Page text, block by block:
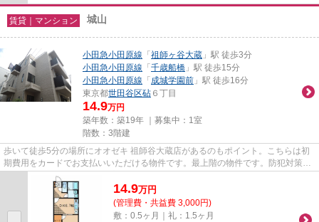
賃貸｜マンション 城山
小田急小田原線 「祖師ヶ谷大蔵 」駅 徒歩3分
小田急小田原線 「千歳船橋 」駅 徒歩15分
小田急小田原線 「成城学園前 」駅 徒歩16分
東京都世田谷区砧 ６丁目
14.9万円
築年数：築19年 ｜募集中： 1室
階数：3階建
歩いて徒歩5分の場所にオオゼキ 祖師谷大蔵店があるのもポイント。こちらは初
期費用をカードでお支払いいただける物件です。最上階の物件です。防犯対策も
バッチリなマンションタイプ...
14.9万円
(管理費・共益費 3,000円)
敷：0.5ヶ月｜礼：1.5ヶ月